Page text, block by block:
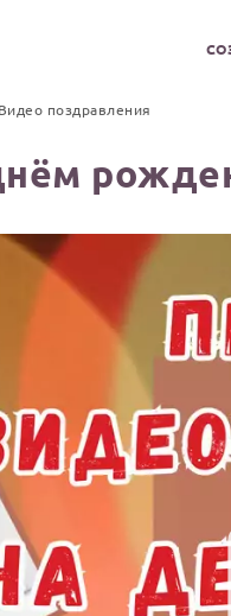
Видео поздравления